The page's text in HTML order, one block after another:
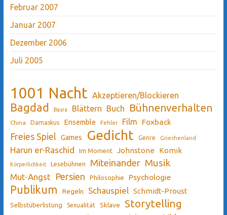
Februar 2007
Januar 2007
Dezember 2006
Juli 2005
1001 Nacht Akzeptieren/Blockieren
Bagdad Basra Blättern Buch Bühnenverhalten
China Damaskus Ensemble Fehler Film Foxback
Freies Spiel Games Gedicht Genre Griechenland
Harun er-Raschid Im Moment Johnstone Komik
Körperlichkeit Lesebühnen Miteinander Musik
Mut-Angst Persien Philosophie Psychologie
Publikum Regeln Schauspiel Schmidt-Proust
Selbstüberlistung Sexualität Sklave Storytelling